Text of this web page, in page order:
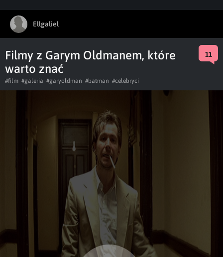
Ellgaliel
Filmy z Garym Oldmanem, które
warto znać
11
#film #galeria #garyoldman #batman #celebryci